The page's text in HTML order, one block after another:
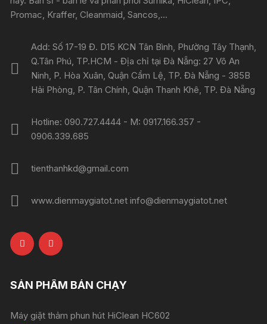
Promac, Kraffer, Cleanmaid, Sancos,...
Add: Số 17-19 Đ. D15 KCN Tân Bình, Phường Tây Thạnh,
Q.Tân Phú, TP.HCM - Địa chỉ tại Đà Nẵng: 27 Võ An
Ninh, P. Hòa Xuân, Quận Cẩm Lệ, TP. Đà Nẵng - 385B
Hải Phòng, P. Tân Chính, Quận Thanh Khê, TP. Đà Nẵng
Hotline: 090.727.4444 - M: 0917.166.357 -
0906.339.685
tienthanhkd@gmail.com
www.dienmaygiatot.net info@dienmaygiatot.net
SẢN PHẨM BÁN CHẠY
Máy giặt thảm phun hút HiClean HC602